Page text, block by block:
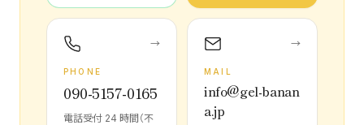
→
PHONE
090-5157-0165
電話受付 24 時間（不
→
MAIL
info@gel-banan
a.jp